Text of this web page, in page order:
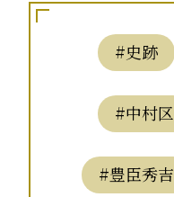
#史跡
#中村区
#豊臣秀吉